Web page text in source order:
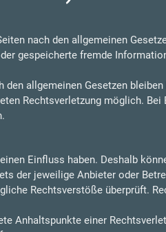
nach den allgemeinen
gespeicherte fremde
allgemeinen Gesetzen
Rechtsverletzung möglich. Bei
Einfluss haben. Deshalb
der jeweilige Anbieter oder
Rechtsverstöße überprüft.
Anhaltspunkte einer